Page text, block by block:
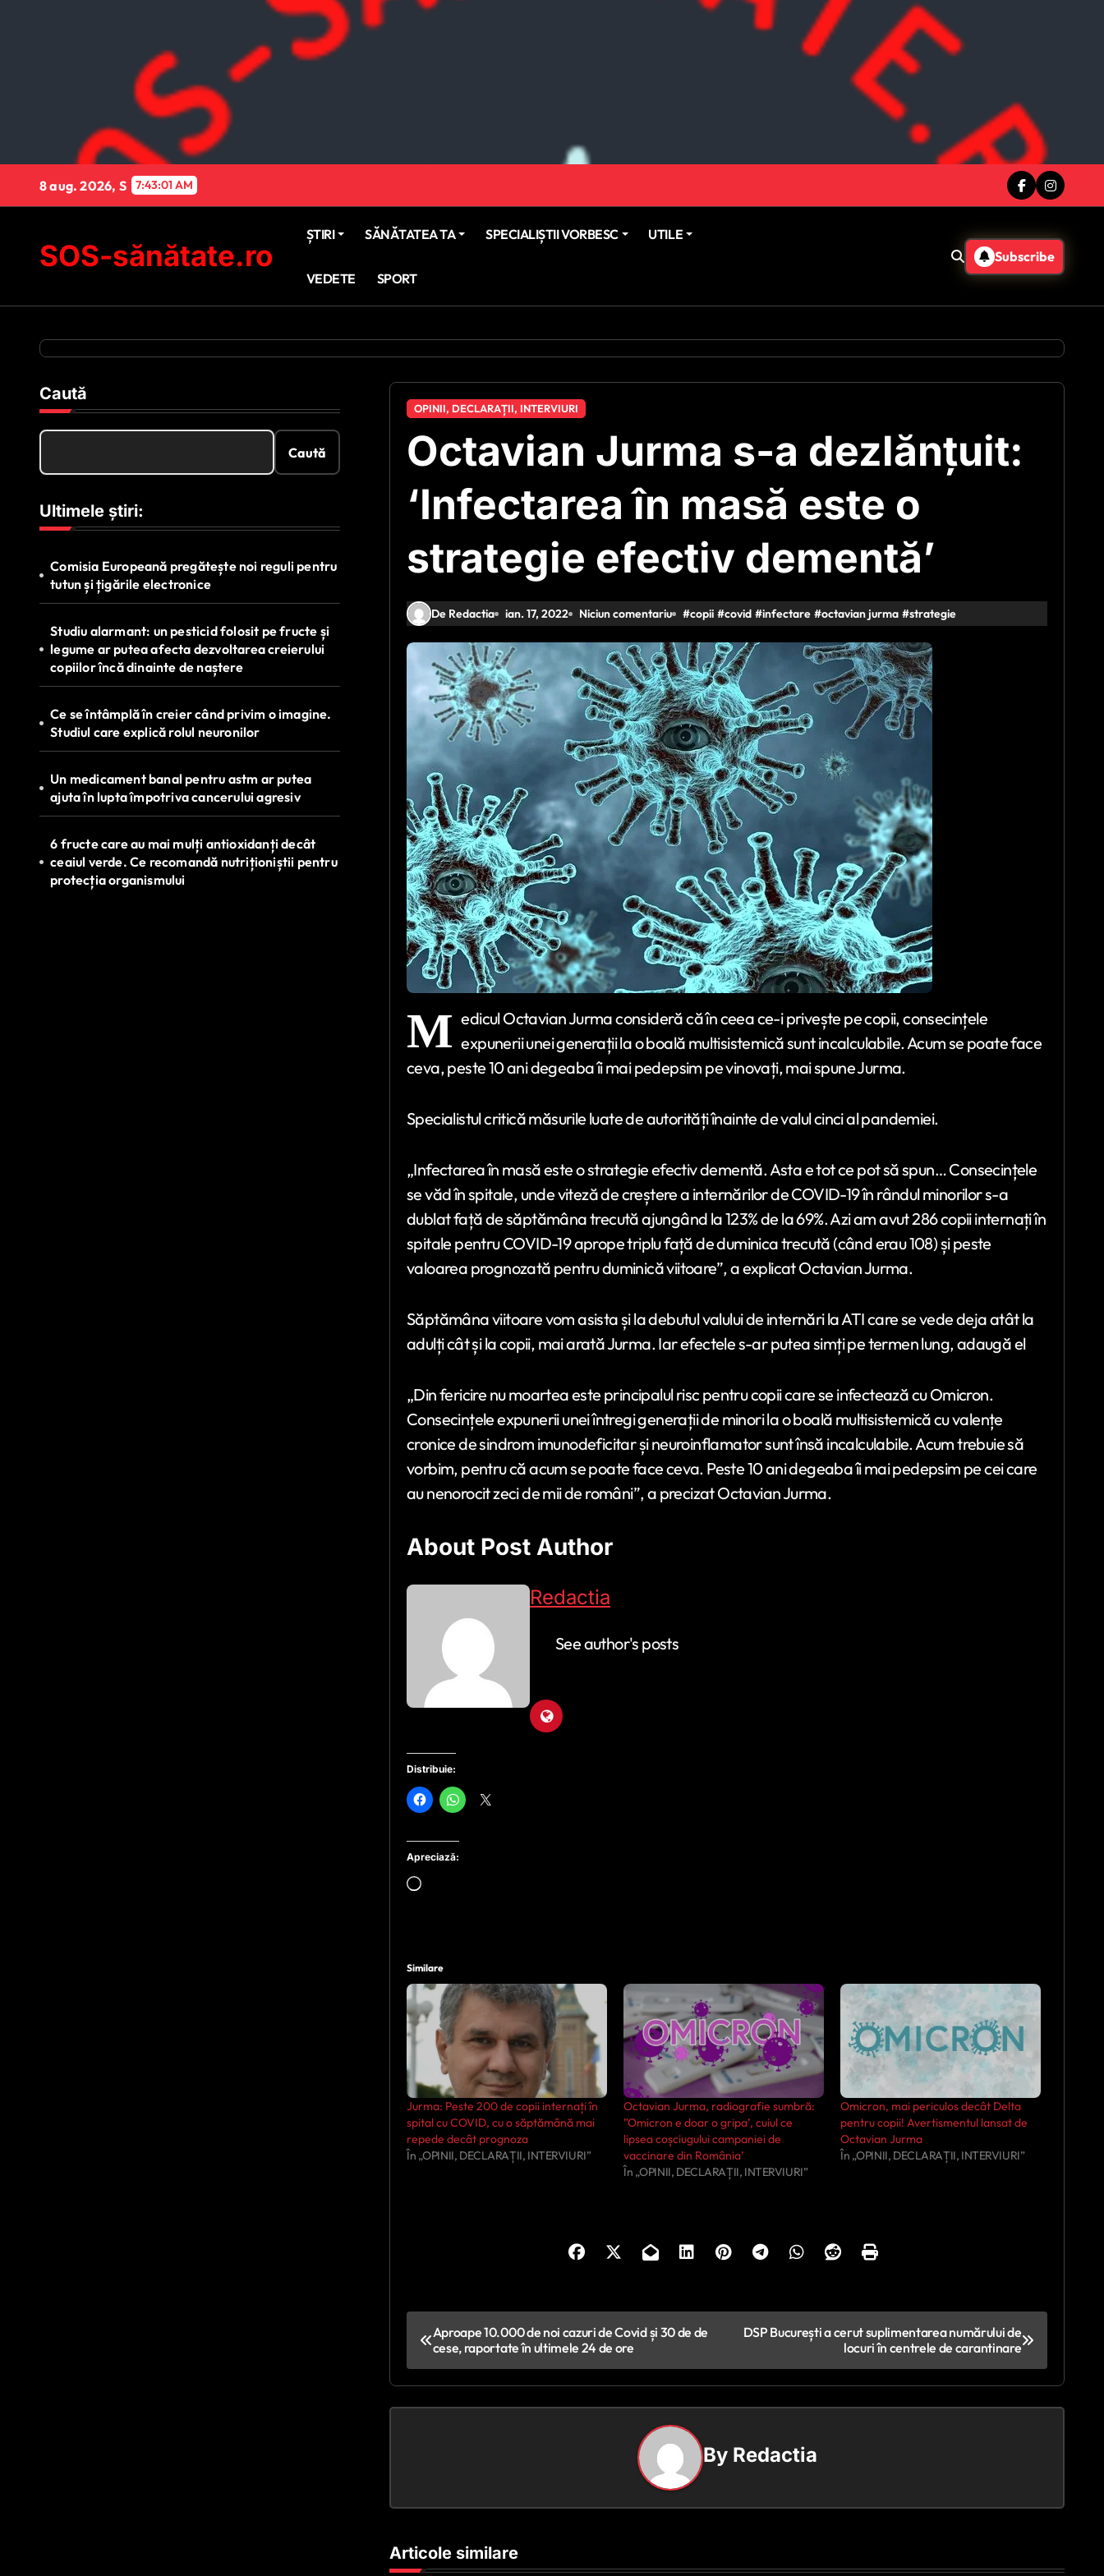
8 aug. 2026, S 7:43:03 AM
SOS-sănătate.ro
ȘTIRI SĂNĂTATEA TA SPECIALIȘTII VORBESC UTILE
VEDETE SPORT
Subscribe
Caută
Caută
Ultimele știri:
Comisia Europeană pregătește noi reguli pentru
tutun și țigările electronice
Studiu alarmant: un pesticid folosit pe fructe și
legume ar putea afecta dezvoltarea creierului
copiilor încă dinainte de naștere
Ce se întâmplă în creier când privim o imagine.
Studiul care explică rolul neuronilor
Un medicament banal pentru astm ar putea
ajuta în lupta împotriva cancerului agresiv
6 fructe care au mai mulți antioxidanți decât
ceaiul verde. Ce recomandă nutriționiștii pentru
protecția organismului
OPINII, DECLARAȚII, INTERVIURI
Octavian Jurma s-a dezlănțuit:
‘Infectarea în masă este o
strategie efectiv dementă’
De Redactia ian. 17, 2022 Niciun comentariu #copii #covid #infectare #octavian jurma #strategie
M edicul Octavian Jurma consideră că în ceea ce-i privește pe copii, consecințele
expunerii unei generații la o boală multisistemică sunt incalculabile. Acum se poate face
ceva, peste 10 ani degeaba îi mai pedepsim pe vinovați, mai spune Jurma.
Specialistul critică măsurile luate de autorități înainte de valul cinci al pandemiei.
„Infectarea în masă este o strategie efectiv dementă. Asta e tot ce pot să spun… Consecințele
se văd în spitale, unde viteză de creștere a internărilor de COVID-19 în rândul minorilor s-a
dublat față de săptămâna trecută ajungând la 123% de la 69%. Azi am avut 286 copii internați în
spitale pentru COVID-19 aprope triplu față de duminica trecută (când erau 108) și peste
valoarea prognozată pentru duminică viitoare”, a explicat Octavian Jurma.
Săptămâna viitoare vom asista și la debutul valului de internări la ATI care se vede deja atât la
adulți cât și la copii, mai arată Jurma. Iar efectele s-ar putea simți pe termen lung, adaugă el
„Din fericire nu moartea este principalul risc pentru copii care se infectează cu Omicron.
Consecințele expunerii unei întregi generații de minori la o boală multisistemică cu valențe
cronice de sindrom imunodeficitar și neuroinflamator sunt însă incalculabile. Acum trebuie să
vorbim, pentru că acum se poate face ceva. Peste 10 ani degeaba îi mai pedepsim pe cei care
au nenorocit zeci de mii de români”, a precizat Octavian Jurma.
About Post Author
Redactia
See author's posts
Distribuie:
Apreciază:
Încarc...
Similare
Jurma: Peste 200 de copii internați în
spital cu COVID, cu o săptămână mai
repede decât prognoza
În „OPINII, DECLARAȚII, INTERVIURI”
Octavian Jurma, radiografie sumbră:
”Omicron e doar o gripa’, cuiul ce
lipsea coșciugului campaniei de
vaccinare din România’
În „OPINII, DECLARAȚII, INTERVIURI”
Omicron, mai periculos decât Delta
pentru copii! Avertismentul lansat de
Octavian Jurma
În „OPINII, DECLARAȚII, INTERVIURI”
N
a
v
e
Aproape 10.000 de noi cazuri de Covid și 30 de de
cese, raportate în ultimele 24 de ore
DSP București a cerut suplimentarea numărului de
locuri în centrele de carantinare
By Redactia
Articole similare